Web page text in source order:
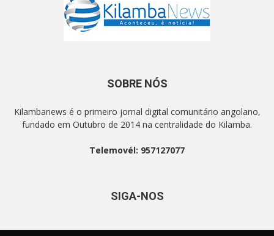
SOBRE NÓS
Kilambanews é o primeiro jornal digital comunitário angolano,
fundado em Outubro de 2014 na centralidade do Kilamba.
Telemovél: 957127077
SIGA-NOS